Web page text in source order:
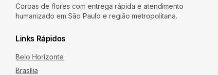
Coroas de flores com entrega rápida e atendimento
humanizado em São Paulo e região metropolitana.
Links Rápidos
Belo Horizonte
Brasília